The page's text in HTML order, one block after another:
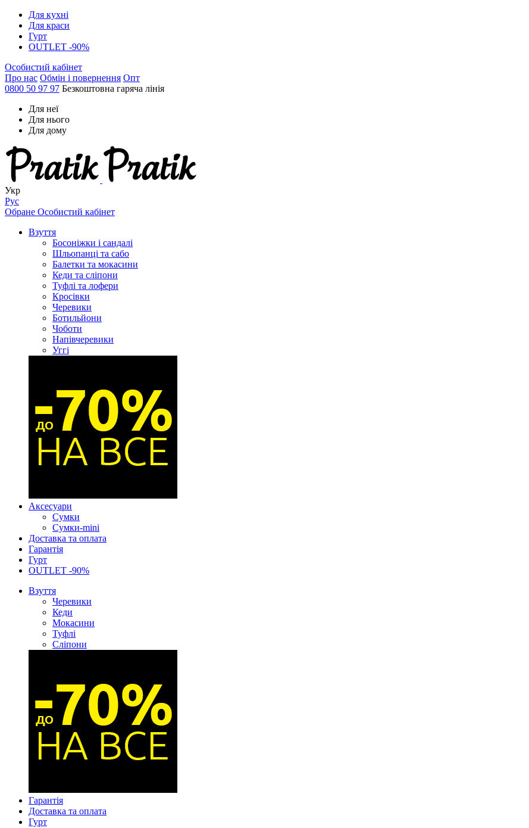
Для кухні
Для краси
Гурт
OUTLET -90%
Особистий кабінет
Про нас Обмін і повернення Опт
0800 50 97 97 Безкоштовна гаряча лінія
Для неї
Для нього
Для дому
Укр
Рус
Обране Особистий кабінет
Взуття
Босоніжки і сандалі
Шльопанці та сабо
Балетки та мокасини
Кеди та сліпони
Туфлі та лофери
Кросівки
Черевики
Ботильйони
Чоботи
Напівчеревики
Уггі
Аксесуари
Сумки
Сумки-mini
Доставка та оплата
Гарантія
Гурт
OUTLET -90%
Взуття
Черевики
Кеди
Мокасини
Туфлі
Сліпони
Гарантія
Доставка та оплата
Гурт